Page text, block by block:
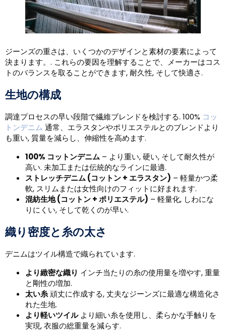
ジーンズの重さは、いくつかのデザインと素材の要素によって
決まります。. これらの要因を理解することで、メーカーはコス
トのバランスを取ることができます, 耐久性, そして快適さ.
生地の構成
調達プロセスの早い段階で繊維ブレンドを検討する. 100% コッ
トンデニム 通常、エラスタンやポリエステルとのブレンドより
も重い, 質量を減らし、伸縮性を高めます.
100% コットンデニム – より重い, 硬い, そして耐久性が
高い. 未加工または伝統的なラインに最適.
ストレッチデニム (コットン + エラスタン) – 軽量かつ柔
軟, スリムまたは女性向けのフィットに好まれます.
混紡生地 (コットン + ポリエステル) – 軽量化, しわにな
りにくい, そして乾くのが早い.
織り密度と糸の太さ
デニムはツイル構造で織られています.
より緻密な織り インチ当たりの糸の使用量を増やす, 重量
と剛性の増加.
太い糸頑丈に作成する, 丈夫なジーンズに最適な構造化さ
れた生地.
より軽いツイルより細い糸を使用し、柔らかな手触りを
実現, 衣服の総重量を減らす.